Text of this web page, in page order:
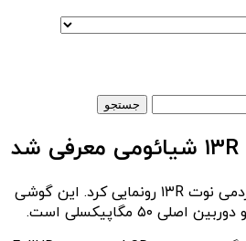
شیائومی از گوشی جدید ردمی نوت ۱۳R رونمایی کرد. این گوشی